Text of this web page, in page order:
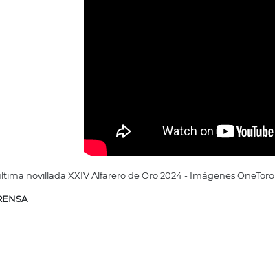
novillada XXIV Alfarero de Oro 2024 - Imágenes OneToro